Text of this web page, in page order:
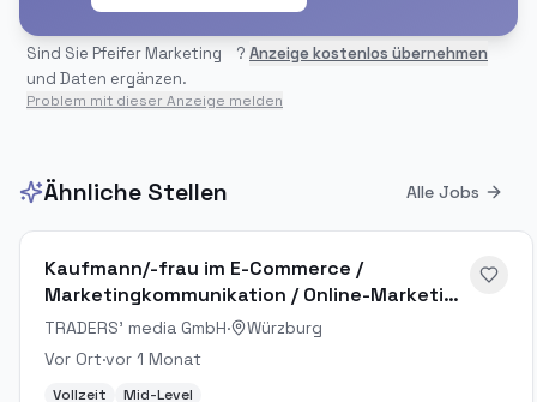
Sind Sie Pfeifer Marketing ? Anzeige kostenlos übernehmen
und Daten ergänzen.
Problem mit dieser Anzeige melden
Ähnliche Stellen Alle Jobs
Kaufmann/-frau im E-Commerce /
Marketingkommunikation / Online-Marketing
Manager (m/w/d)
TRADERS' media GmbH·
Würzburg
Vor Ort·vor 1 Monat
Vollzeit Mid-Level